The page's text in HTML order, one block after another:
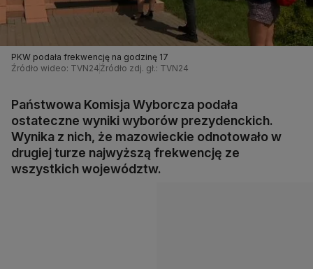
PKW podała frekwencję na godzinę 17
Źródło wideo: TVN24 Źródło zdj. gł.: TVN24
Państwowa Komisja Wyborcza podała
ostateczne wyniki wyborów prezydenckich.
Wynika z nich, że mazowieckie odnotowało w
drugiej turze najwyższą frekwencję ze
wszystkich województw.